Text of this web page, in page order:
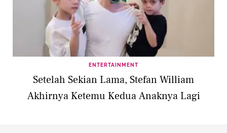
ENTERTAINMENT
Setelah Sekian Lama, Stefan William
Akhirnya Ketemu Kedua Anaknya Lagi